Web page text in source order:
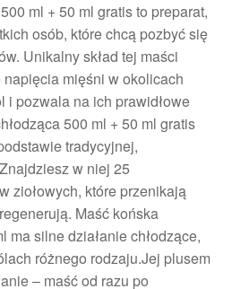
ml + 50 ml gratis to preparat,
osób, które chcą pozbyć się
Unikalny skład tej maści
mięśni w okolicach
i pozwala na ich prawidłowe
500 ml + 50 ml gratis
tradycyjnej,
w niej 25
ziołowych, które przenikają
Maść końska
ma silne działanie chłodzące,
różnego rodzaju.Jej plusem
– maść od razu po